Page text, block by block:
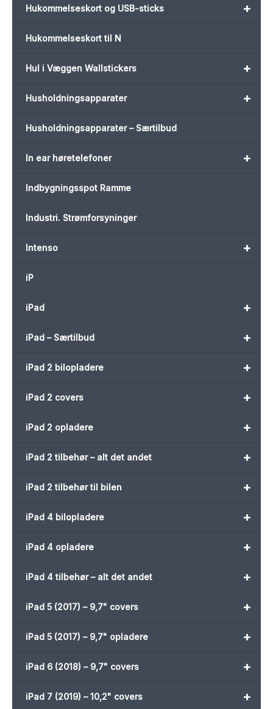
+
Hukommelseskort og USB-sticks
Hukommelseskort til N
+
Hul i Væggen Wallstickers
+
Husholdningsapparater
Husholdningsapparater – Særtilbud
+
In ear høretelefoner
Indbygningsspot Ramme
Industri. Strømforsyninger
+
Intenso
iP
+
iPad
+
iPad – Særtilbud
+
iPad 2 bilopladere
+
iPad 2 covers
+
iPad 2 opladere
+
iPad 2 tilbehør – alt det andet
+
iPad 2 tilbehør til bilen
+
iPad 4 bilopladere
+
iPad 4 opladere
+
iPad 4 tilbehør – alt det andet
+
iPad 5 (2017) – 9,7" covers
+
iPad 5 (2017) – 9,7" opladere
+
iPad 6 (2018) – 9,7" covers
+
iPad 7 (2019) – 10,2" covers